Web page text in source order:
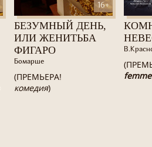
16+
БЕЗУМНЫЙ ДЕНЬ,
ИЛИ ЖЕНИТЬБА
ФИГАРО
Бомарше
(ПРЕМЬЕРА!
комедия)